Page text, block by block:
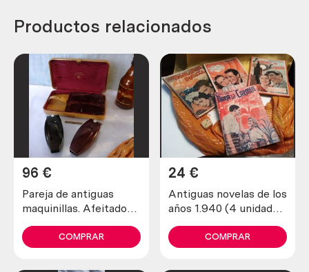
Productos relacionados
Pareja de antiguas
maquinillas. Afeitadora
schick.
96 €
COMPRAR
Antiguas novelas de los
años 1.940 (4 unidades
24 €
COMPRAR